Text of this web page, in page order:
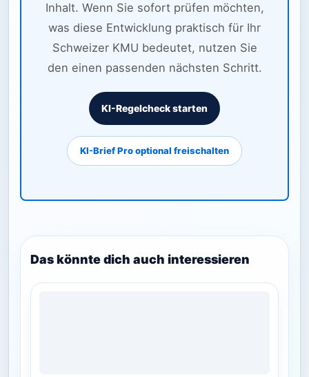
Inhalt. Wenn Sie sofort prüfen möchten,
was diese Entwicklung praktisch für Ihr
Schweizer KMU bedeutet, nutzen Sie
den einen passenden nächsten Schritt.
KI-Regelcheck starten
KI-Brief Pro optional freischalten
Das könnte dich auch interessieren